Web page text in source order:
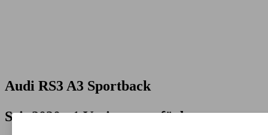
Audi RS3 A3 Sportback
Seit 2020 • 1 Variante verfügbar